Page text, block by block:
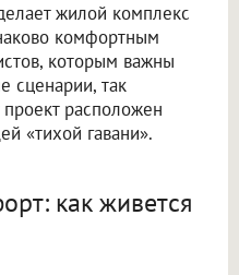
жилой комплекс
комфортным
которым важны
сценарии, так
расположен
«тихой гавани».
как живется